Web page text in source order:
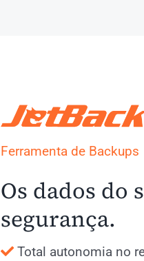
Ferramenta de Backups
Os dados do
segurança.
Total autonomia no